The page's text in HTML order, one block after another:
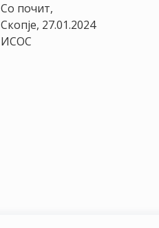
Со почит,
Скопје, 27.01.2024
ИСОС